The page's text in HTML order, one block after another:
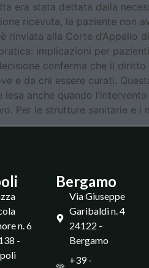
era stata dettata dalla
ricevuta, la paziente non
rinviata alla Corte
implicazioni per
conferma che il
e da chi essere curati.
anche quando
Per le strutture sanitarie e
n. 6
-
Bergamo
Via Giuseppe
Garibaldi n. 4
24122 -
Bergamo
+39 -